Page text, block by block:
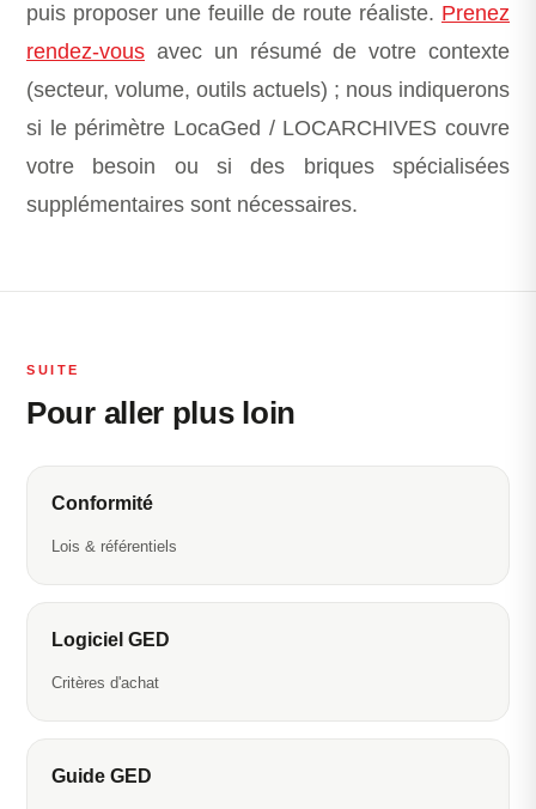
puis proposer une feuille de route réaliste. Prenez
rendez-vous avec un résumé de votre contexte
(secteur, volume, outils actuels) ; nous indiquerons
si le périmètre LocaGed / LOCARCHIVES couvre
votre besoin ou si des briques spécialisées
supplémentaires sont nécessaires.
SUITE
Pour aller plus loin
Conformité
Lois & référentiels
Logiciel GED
Critères d'achat
Guide GED